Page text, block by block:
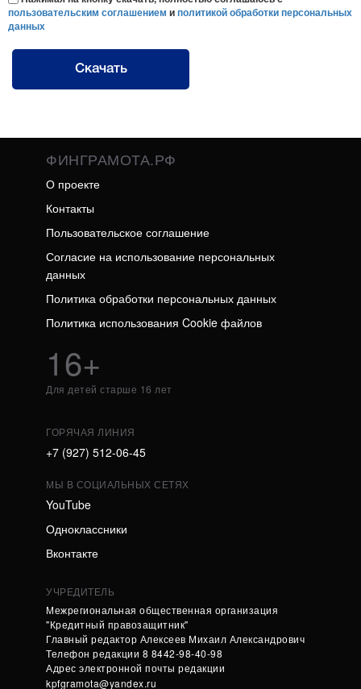
пользовательским соглашением иполитикой обработки персональных
данных
Скачать
ФИНГРАМОТА.РФ
О проекте
Контакты
Пользовательское соглашение
Согласие на использование персональных
данных
Политика обработки персональных данных
Политика использования Cookie файлов
16+
Для детей старше 16 лет
ГОРЯЧАЯ ЛИНИЯ
+7 (927) 512-06-45
МЫ В СОЦИАЛЬНЫХ СЕТЯХ
YouTube
Одноклассники
Вконтакте
УЧРЕДИТЕЛЬ
Межрегиональная общественная организация
"Кредитный правозащитник"
Главный редактор Алексеев Михаил Александрович
Телефон редакции 8 8442-98-40-98
Адрес электронной почты редакции
kpfgramota@yandex.ru